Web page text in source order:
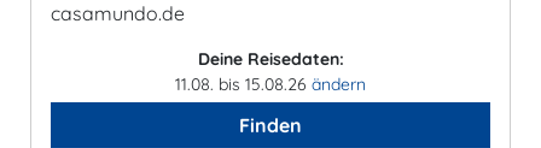
casamundo.de
Deine Reisedaten:
11.08. bis 15.08.26 ändern
Finden